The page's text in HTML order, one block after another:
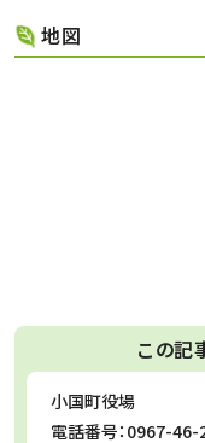
地図
この記
お問合せ先
小国町役場
電話番号： 0967-46-